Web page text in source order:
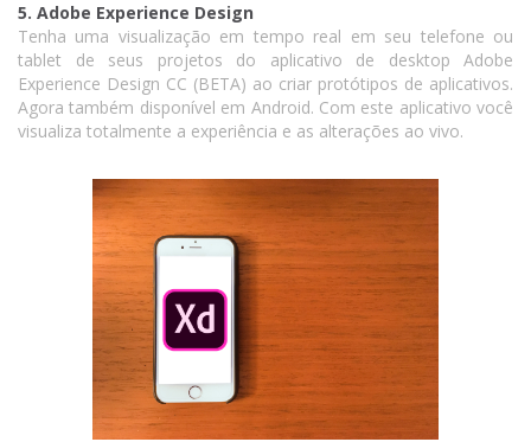
5. Adobe Experience Design
Tenha uma visualização em tempo real em seu telefone ou
tablet de seus projetos do aplicativo de desktop Adobe
Experience Design CC (BETA) ao criar protótipos de aplicativos.
Agora também disponível em Android. Com este aplicativo você
visualiza totalmente a experiência e as alterações ao vivo.